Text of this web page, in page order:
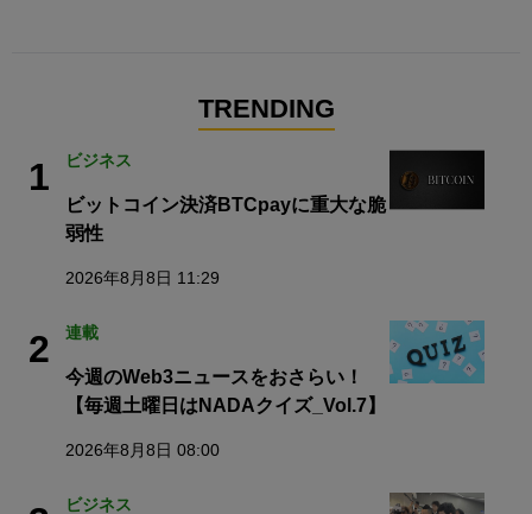
TRENDING
1 ビジネス
ビットコイン決済BTCpayに重大な脆
弱性
2026年8月8日 11:29
2 連載
今週のWeb3ニュースをおさらい！
【毎週土曜日はNADAクイズ_Vol.7】
2026年8月8日 08:00
ビジネス